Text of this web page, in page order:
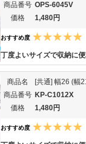
商品番号 OPS-6045V
価格
1,480円
おすすめ度
丁度よいサイズで収納に
商品名
[共通] 幅26 (幅
商品番号 KP-C1012X
価格
1,480円
おすすめ度